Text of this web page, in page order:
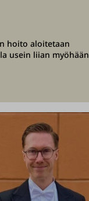
hoito aloitetaan
usein liian myöhään